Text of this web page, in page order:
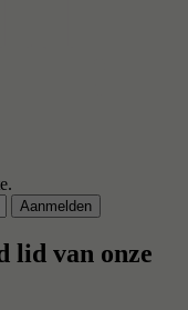
lid van onze